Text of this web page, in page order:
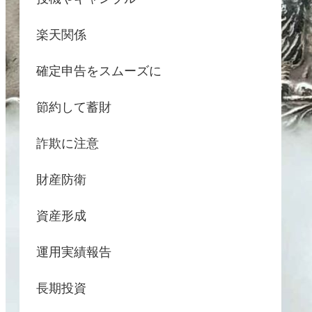
楽天関係
確定申告をスムーズに
節約して蓄財
詐欺に注意
財産防衛
資産形成
運用実績報告
長期投資